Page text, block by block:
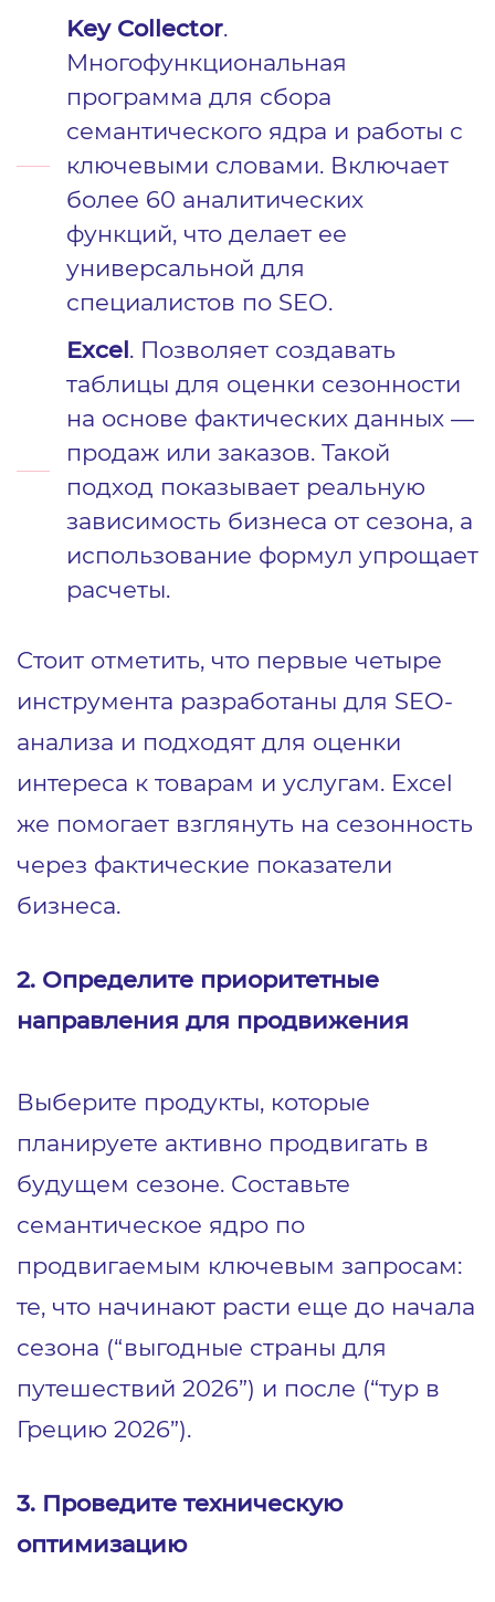
Key Collector.
Многофункциональная
программа для сбора
семантического ядра и работы с
ключевыми словами. Включает
более 60 аналитических
функций, что делает ее
универсальной для
специалистов по SEO.
Excel. Позволяет создавать
таблицы для оценки сезонности
на основе фактических данных —
продаж или заказов. Такой
подход показывает реальную
зависимость бизнеса от сезона, а
использование формул упрощает
расчеты.
Стоит отметить, что первые четыре
инструмента разработаны для SEO-
анализа и подходят для оценки
интереса к товарам и услугам. Excel
же помогает взглянуть на сезонность
через фактические показатели
бизнеса.
2. Определите приоритетные
направления для продвижения
Выберите продукты, которые
планируете активно продвигать в
будущем сезоне. Составьте
семантическое ядро по
продвигаемым ключевым запросам:
те, что начинают расти еще до начала
сезона (“выгодные страны для
путешествий 2026”) и после (“тур в
Грецию 2026”).
3. Проведите техническую
оптимизацию